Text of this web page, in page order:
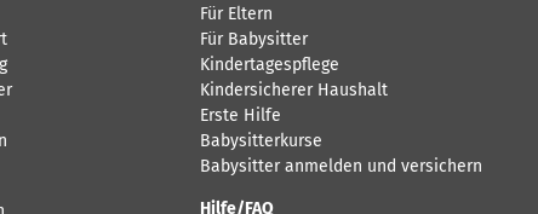
Für Eltern
Für Babysitter
Kindertagespflege
Kindersicherer Haushalt
Erste Hilfe
Babysitterkurse
Babysitter anmelden und versichern
Hilfe/FAQ